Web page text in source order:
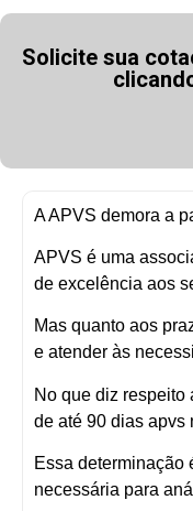
Solicite sua
A APVS demora a
APVS é uma
de excelência aos
Mas quanto aos
e atender às
No que diz respeito
de até 90 dias apvs
Essa determinação
necessária para